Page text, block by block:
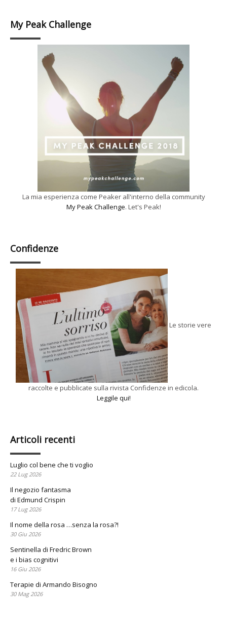
My Peak Challenge
La mia esperienza come Peaker all'interno della community
My Peak Challenge. Let's Peak!
Confidenze
Le storie vere
raccolte e pubblicate sulla rivista Confidenze in edicola.
Leggile qui!
Articoli recenti
Luglio col bene che ti voglio
22 Lug 2026
Il negozio fantasma
di Edmund Crispin
17 Lug 2026
Il nome della rosa …senza la rosa?!
30 Giu 2026
Sentinella di Fredric Brown
e i bias cognitivi
16 Giu 2026
Terapie di Armando Bisogno
30 Mag 2026